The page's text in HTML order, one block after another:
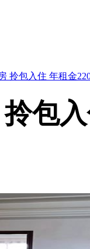
拎包入住 年租金
包